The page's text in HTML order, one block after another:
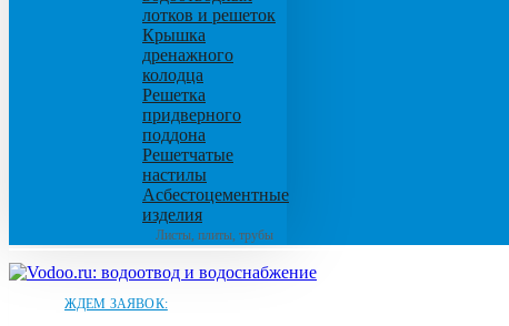
лотков и решеток
Крышка
дренажного
колодца
Решетка
придверного
поддона
Решетчатые
настилы
Асбестоцементные
изделия
Листы, плиты, трубы
ЖДЕМ ЗАЯВОК: